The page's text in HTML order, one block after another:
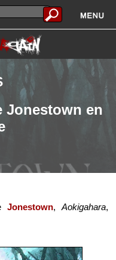
Jonestown en
Jonestown, Aokigahara,